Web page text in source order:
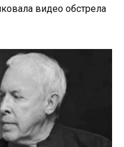
видео обстрела